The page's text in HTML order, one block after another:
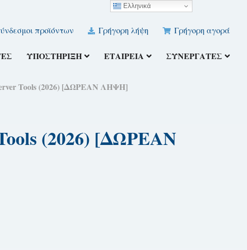
προϊόντων Γρήγορη λήψη Γρήγορη αγορά
ΥΠΟΣΤΉΡΙΞΗ ΕΤΑΙΡΕΊΑ ΣΥΝΕΡΓΆΤΕΣ
Tools (2026) [ΔΩΡΕΑΝ ΛΗΨΗ]
(2026) [ΔΩΡΕΑΝ
Ελληνικά